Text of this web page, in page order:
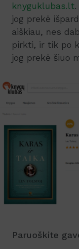
knyguklubas.lt
jog prekė
aiškiau, nes
pirkti, ir tik po
jog prekė šiuo
Paruoškite